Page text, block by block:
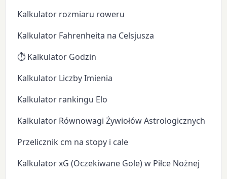
Kalkulator rozmiaru roweru
Kalkulator Fahrenheita na Celsjusza
⏱️ Kalkulator Godzin
Kalkulator Liczby Imienia
Kalkulator rankingu Elo
Kalkulator Równowagi Żywiołów Astrologicznych
Przelicznik cm na stopy i cale
Kalkulator xG (Oczekiwane Gole) w Piłce Nożnej